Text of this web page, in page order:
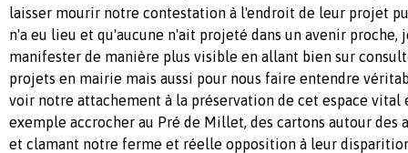
laisser mourir notre contestation à l'endroit de leur projet
n'a eu lieu et qu'aucune n'ait projeté dans un avenir proche,
manifester de manière plus visible en allant bien sur
projets en mairie mais aussi pour nous faire entendre
voir notre attachement à la préservation de cet espace vital
exemple accrocher au Pré de Millet, des cartons autour des
et clamant notre ferme et réelle opposition à leur